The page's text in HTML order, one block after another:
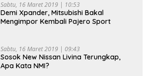
Sabtu, 16 Maret 2019 | 10:53
Demi Xpander, Mitsubishi Bakal
Mengimpor Kembali Pajero Sport
Sabtu, 16 Maret 2019 | 09:43
Sosok New Nissan Livina Terungkap,
Apa Kata NMI?